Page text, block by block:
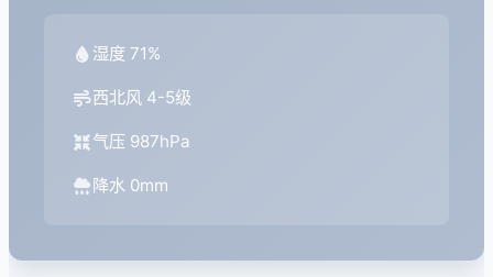
湿度 71%
西北风 4-5级
气压 987hPa
降水 0mm